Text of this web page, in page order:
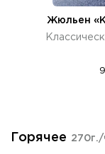
Жюльен
Горячее 270г./